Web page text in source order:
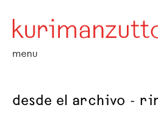
menu
desde el archivo -